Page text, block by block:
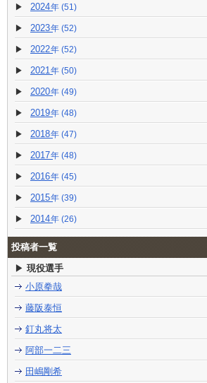
2024 (51)
2023 (52)
2022 (52)
2021 (50)
2020 (49)
2019 (48)
2018 (47)
2017 (48)
2016 (45)
2015 (39)
2014 (26)
投稿者一覧
現役選手
小原拳哉
藤阪泰恒
釘丸将太
阿部一二三
田嶋剛希